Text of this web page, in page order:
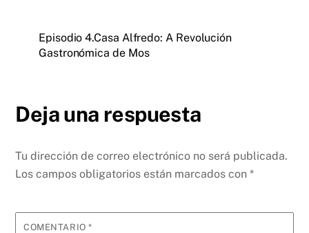
Episodio 4.Casa Alfredo: A Revolución
Gastronómica de Mos
Deja una respuesta
Tu dirección de correo electrónico no será publicada.
Los campos obligatorios están marcados con*
COMENTARIO*